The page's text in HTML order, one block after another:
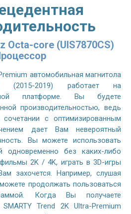
Octa-core (UIS7870CS)
автомобильная магнитола
2019) работает на
платформе. Вы будете
производительностью, ведь
с оптимизированным
дает Вам невероятный
Вы можете использовать
одновременно без каких-либо
2K / 4K, играть в 3D-игры
захочется. Например, слушая
продолжать пользоваться
Когда Вы получаете
Trend 2K Ultra-Premium